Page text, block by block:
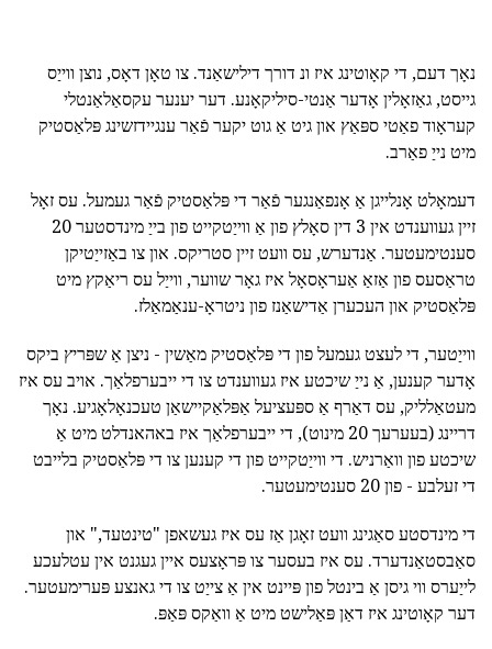
נאָך דעם, די קאָוטינג איז ונ דורך דילישאַנד. צו טאָן דאָס, נוצן ווייַס
גייסט, גאַזאָלין אָדער אַנטי-סיליקאָנע. דער יענער עקסאַלאַנטלי
קעראָוד פאַטי ספּאַץ און גיט אַ גוט יקער פֿאַר ענגיידזשינג פּלאַסטיק
מיט נייַ פאַרב.
דעמאָלט אָנלייגן אַ אָנפאַנגער פֿאַר די פּלאַסטיק פֿאַר געמעל. עס זאָל
זיין געווענדט אין 3 דין סאָלץ פון אַ ווייַטקייט פון בייַ מינדסטער 20
סענטימעטער. אַנדערש, עס וועט זיין סטריקס. און צו באַזייַטיקן
טראַסעס פון אַזאַ אַעראָסאָל איז גאָר שווער, ווייַל עס ריאַקץ מיט
פּלאַסטיק און העכערן אַדישאַנז פון ניטראָ-ענאַמאַלז.
ווייַטער, די לעצט געמעל פון די פּלאַסטיק מאַשין - ניצן אַ שפּריץ ביקס
אָדער קענען, אַ נייַ שיכטע איז געווענדט צו די ייבערפלאַך. אויב עס איז
מעטאַלליק, עס דאַרף אַ ספּעציעל אַפּלאַקיישאַן טעכנאָלאָגיע. נאָך
דריינג (בעערעך 20 מינוט), די ייבערפלאַך איז באהאנדלט מיט אַ
שיכטע פון וואַרניש. די ווייַטקייט פון די קענען צו די פּלאַסטיק בלייבט
די זעלבע - פון 20 סענטימעטער.
די מינדסטע סאַגינג וועט זאָגן אַז עס איז געשאפן "טינטעד," און
סאַבסטאַנדערד. עס איז בעסער צו פּראָצעס איין געגנט אין עטלעכע
לייַערס ווי גיסן אַ בינטל פון פּיינט אין אַ צייַט צו די גאנצע פּערימעטער.
דער קאָוטינג איז דאַן פּאַלישט מיט אַ וואַקס פּאַפּ.